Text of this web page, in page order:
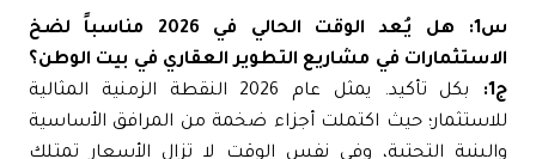
س1: هل يُعد الوقت الحالي في 2026 مناسباً لضخ
في مشاريع التطوير العقاري في بيت الوطن؟
بكل تأكيد. يمثل عام 2026 النقطة الزمنية المثالية
حيث اكتملت أجزاء ضخمة من المرافق الأساسية
التحتية، وفي نفس الوقت لا تزال الأسعار تمتلك